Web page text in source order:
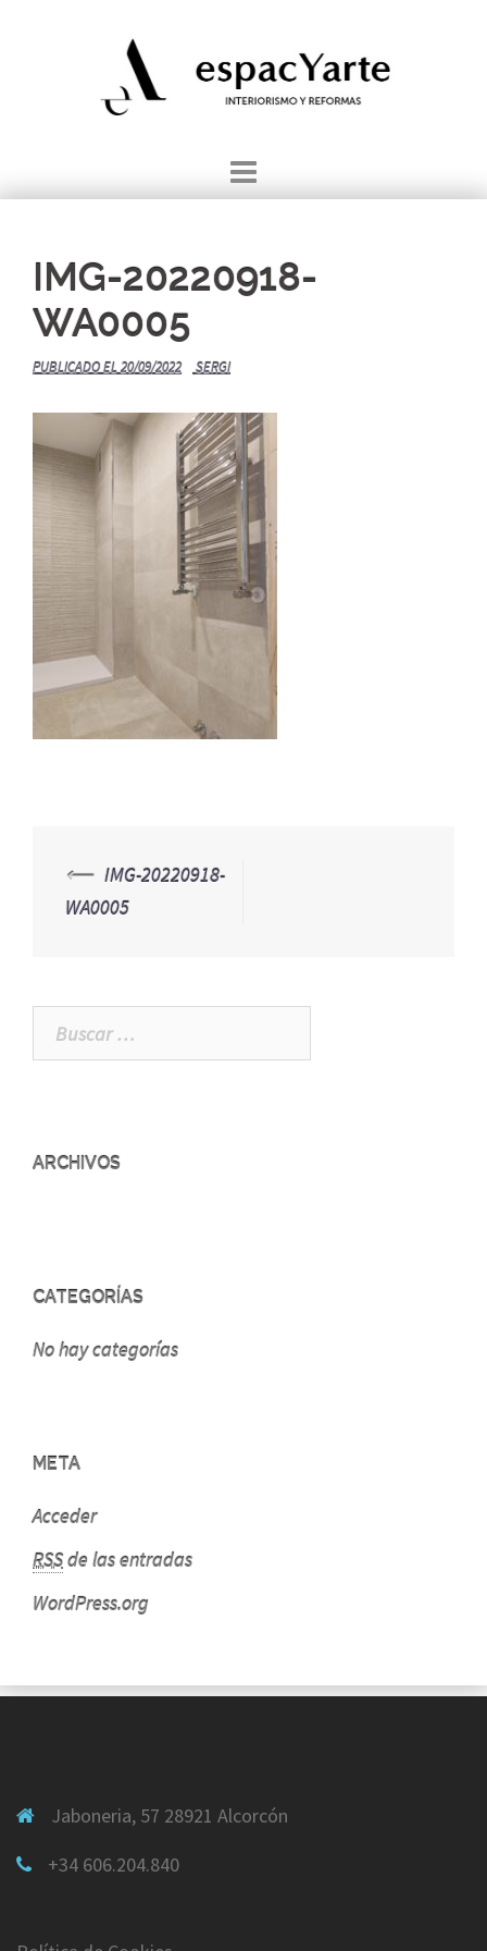
IMG-20220918-
WA0005
PUBLICADO EL20/09/2022 SERGI
Navegación
de
⟵ IMG-20220918-
WA0005
Buscar:
ARCHIVOS
CATEGORÍAS
No hay categorías
META
Acceder
RSSde las entradas
WordPress.org
Jaboneria, 57 28921 Alcorcón
+34 606.204.840